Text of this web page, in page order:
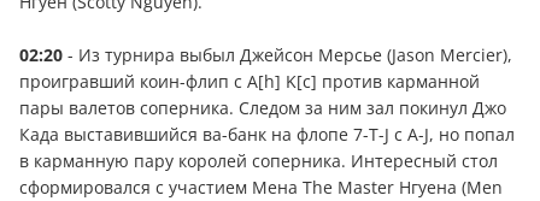
02:20 - Из турнира выбыл Джейсон Мерсье (Jason Mercier),
проигравший коин-флип с A[h] K[c] против карманной
пары валетов соперника. Следом за ним зал покинул Джо
Када выставившийся ва-банк на флопе 7-T-J с A-J, но попал
в карманную пару королей соперника. Интересный стол
сформировался с участием Мена The Master Нгуена (Men